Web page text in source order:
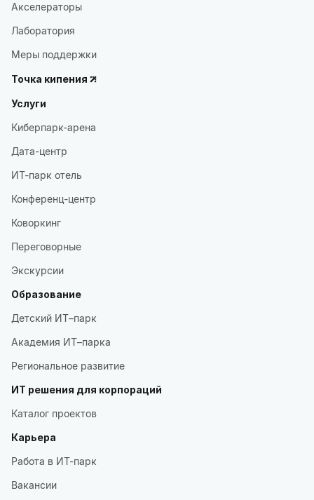
Акселераторы
Лаборатория
Меры поддержки
Точка кипения
Услуги
Киберпарк-арена
Дата-центр
ИТ-парк отель
Конференц-центр
Коворкинг
Переговорные
Экскурсии
Образование
Детский ИТ–парк
Академия ИТ–парка
Региональное развитие
ИТ решения для корпораций
Каталог проектов
Карьера
Работа в ИТ-парк
Вакансии